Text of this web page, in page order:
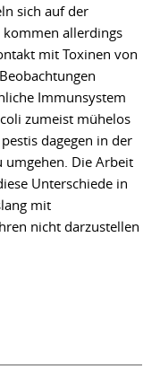
sich auf der
kommen allerdings
mit Toxinen von
Immunsystem
zumeist mühelos
dagegen in der
umgehen. Die Arbeit
Unterschiede in
mit
nicht darzustellen